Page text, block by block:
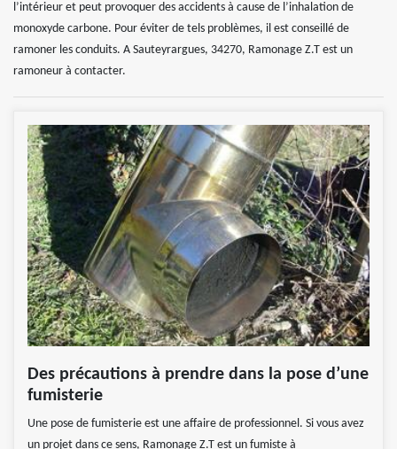
l’intérieur et peut provoquer des accidents à cause de l’inhalation de
monoxyde carbone. Pour éviter de tels problèmes, il est conseillé de
ramoner les conduits. A Sauteyrargues, 34270, Ramonage Z.T est un
ramoneur à contacter.
Des précautions à prendre dans la pose d’une
fumisterie
Une pose de fumisterie est une affaire de professionnel. Si vous avez
un projet dans ce sens, Ramonage Z.T est un fumiste à